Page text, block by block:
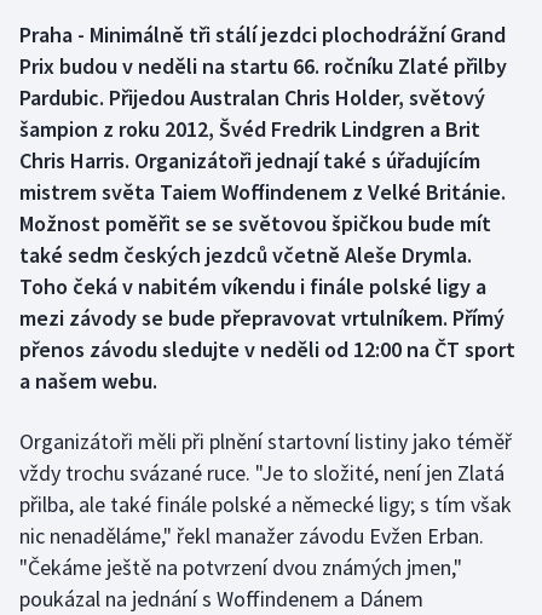
Box
Curling
Dostihy
Florbal
Futsal
Golf
Házená
Jezdectví
Judo
Praha - Minimálně tři stálí jezdci plochodrážní Grand
Prix budou v neděli na startu 66. ročníku Zlaté přilby
Pardubic. Přijedou Australan Chris Holder, světový
šampion z roku 2012, Švéd Fredrik Lindgren a Brit
Chris Harris. Organizátoři jednají také s úřadujícím
mistrem světa Taiem Woffindenem z Velké Británie.
Možnost poměřit se se světovou špičkou bude mít
také sedm českých jezdců včetně Aleše Drymla.
Toho čeká v nabitém víkendu i finále polské ligy a
mezi závody se bude přepravovat vrtulníkem. Přímý
přenos závodu sledujte v neděli od 12:00 na ČT sport
a našem webu.
Organizátoři měli při plnění startovní listiny jako téměř
vždy trochu svázané ruce. "Je to složité, není jen Zlatá
přilba, ale také finále polské a německé ligy; s tím však
nic nenaděláme," řekl manažer závodu Evžen Erban.
"Čekáme ještě na potvrzení dvou známých jmen,"
poukázal na jednání s Woffindenem a Dánem